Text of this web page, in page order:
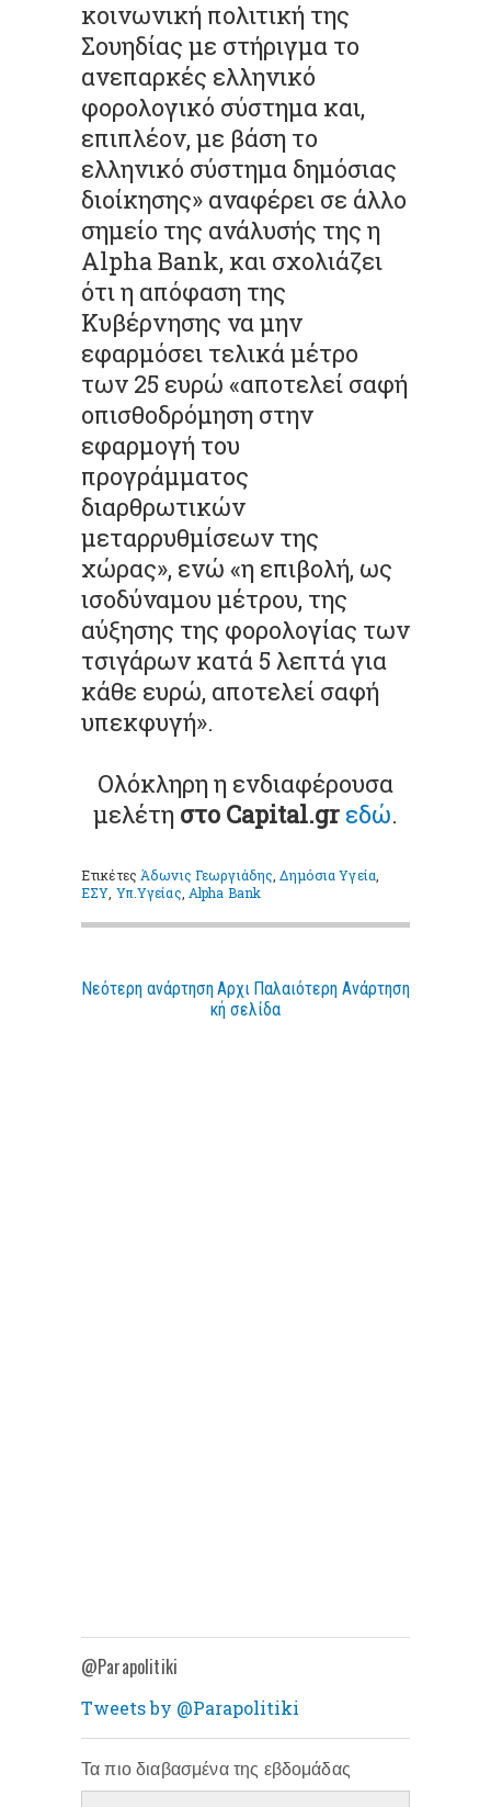
κοινωνική πολιτική της
Σουηδίας με στήριγμα το
ανεπαρκές ελληνικό
φορολογικό σύστημα και,
επιπλέον, με βάση το
ελληνικό σύστημα δημόσιας
διοίκησης» αναφέρει σε άλλο
σημείο της ανάλυσής της η
Alpha Bank, και σχολιάζει
ότι η απόφαση της
Κυβέρνησης να μην
εφαρμόσει τελικά μέτρο
των 25 ευρώ «αποτελεί σαφή
οπισθοδρόμηση στην
εφαρμογή του
προγράμματος
διαρθρωτικών
μεταρρυθμίσεων της
χώρας», ενώ «η επιβολή, ως
ισοδύναμου μέτρου, της
αύξησης της φορολογίας των
τσιγάρων κατά 5 λεπτά για
κάθε ευρώ, αποτελεί σαφή
υπεκφυγή».
Ολόκληρη η ενδιαφέρουσα
μελέτη στο Capital.gr εδώ.
Ετικέτες Άδωνις Γεωργιάδης ,Δημόσια Υγεία
ΕΣΥ Υπ.Υγείας Alpha Bank
Νεότερη ανάρτηση Παλαιότερη Ανάρτηση
Αρχι
κή σελίδα
@Parapolitiki
Tweets by @Parapolitiki
Τα πιο διαβασμένα της εβδομάδας